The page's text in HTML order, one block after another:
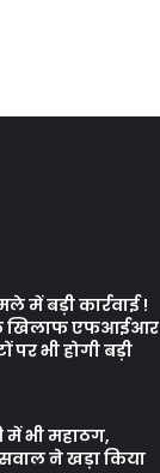
में बड़ी कार्रवाई !
खिलाफ एफआईआर
पर भी होगी बड़ी
में भी महाठग,
ने खड़ा किया